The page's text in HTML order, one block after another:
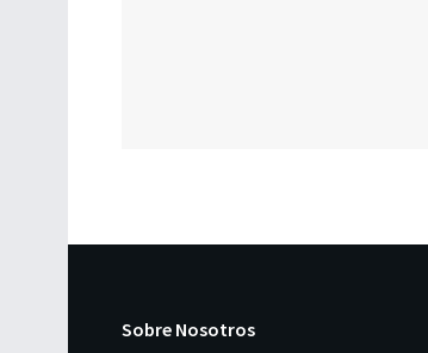
Sobre Nosotros